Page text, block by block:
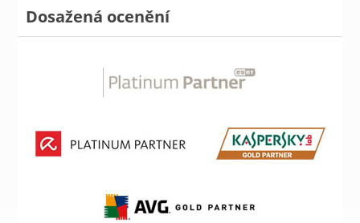
Dosažená ocenění